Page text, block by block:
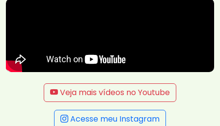
Veja mais vídeos no Youtube
Acesse meu Instagram